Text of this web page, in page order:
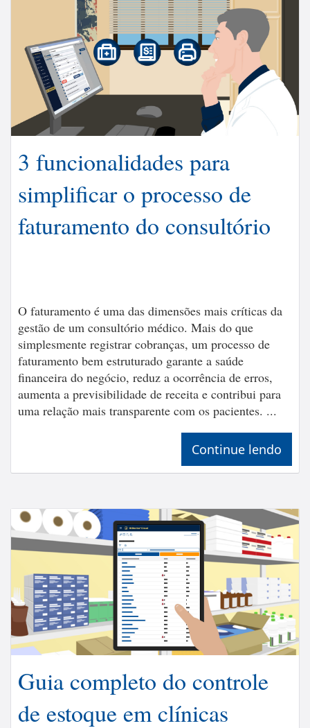
3 funcionalidades para
simplificar o processo de
faturamento do consultório
O faturamento é uma das dimensões mais críticas da
gestão de um consultório médico. Mais do que
simplesmente registrar cobranças, um processo de
faturamento bem estruturado garante a saúde
financeira do negócio, reduz a ocorrência de erros,
aumenta a previsibilidade de receita e contribui para
uma relação mais transparente com os pacientes. ...
Continue lendo
Guia completo do controle
de estoque em clínicas